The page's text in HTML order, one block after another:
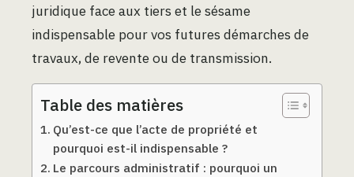
juridique face aux tiers et le sésame
indispensable pour vos futures démarches de
travaux, de revente ou de transmission.
Table des matières
Qu’est-ce que l’acte de propriété et
pourquoi est-il indispensable ?
Le parcours administratif : pourquoi un